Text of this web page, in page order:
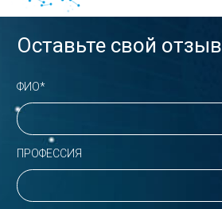
Оставьте свой отзыв
ФИО*
ПРОФЕССИЯ